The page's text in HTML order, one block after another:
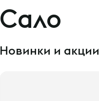
Сало
Новинки и акции